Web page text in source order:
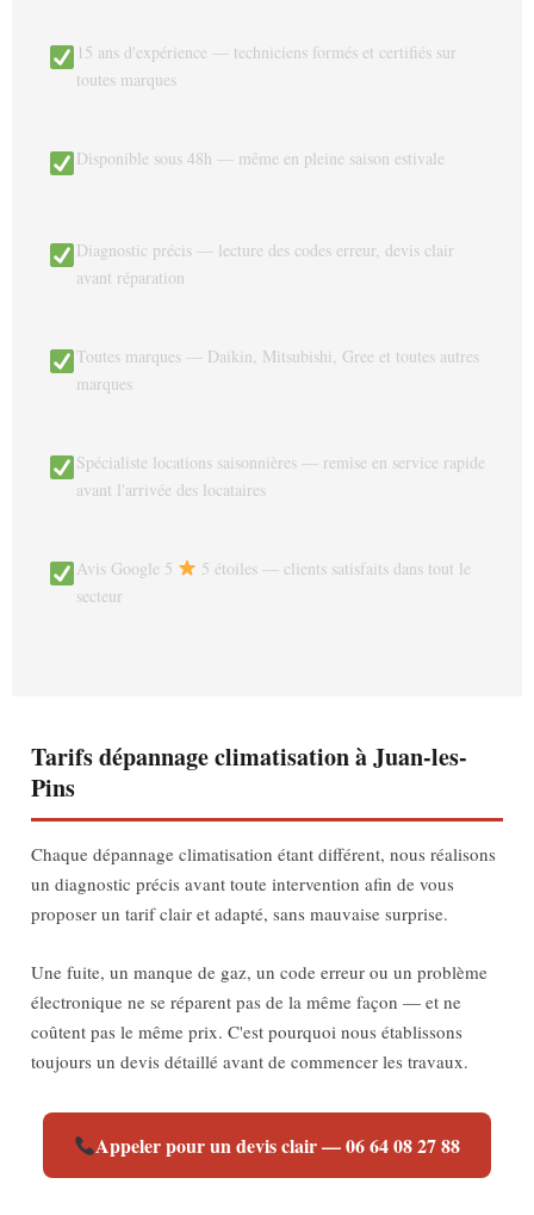
15 ans d'expérience — techniciens formés et certifiés sur
toutes marques
Disponible sous 48h — même en pleine saison estivale
Diagnostic précis — lecture des codes erreur, devis clair
avant réparation
Toutes marques — Daikin, Mitsubishi, Gree et toutes autres
marques
Spécialiste locations saisonnières — remise en service rapide
avant l'arrivée des locataires
Avis Google 5
5 étoiles — clients satisfaits dans tout le
secteur
Tarifs dépannage climatisation à Juan-les-
Pins
Chaque dépannage climatisation étant différent, nous réalisons
un diagnostic précis avant toute intervention afin de vous
proposer un tarif clair et adapté, sans mauvaise surprise.
Une fuite, un manque de gaz, un code erreur ou un problème
électronique ne se réparent pas de la même façon — et ne
coûtent pas le même prix. C'est pourquoi nous établissons
toujours un devis détaillé avant de commencer les travaux.
Appeler pour un devis clair — 06 64 08 27 88